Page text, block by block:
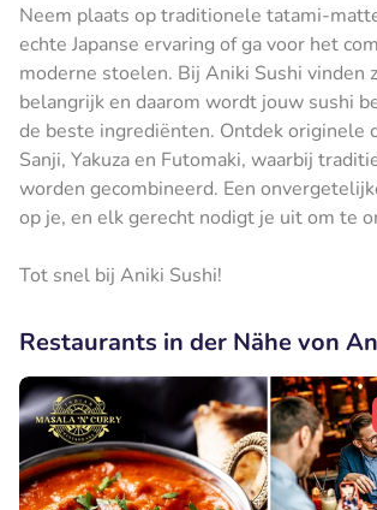
Neem plaats op traditionele tatami-
echte Japanse ervaring of ga voor het
moderne stoelen. Bij Aniki Sushi vinden
belangrijk en daarom wordt jouw sushi
de beste ingrediënten. Ontdek originele
Sanji, Yakuza en Futomaki, waarbij
worden gecombineerd. Een
op je, en elk gerecht nodigt je uit om te
Tot snel bij Aniki Sushi!
Restaurants in der Nähe von